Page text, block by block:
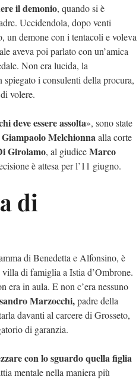
il demonio, quando si è
Uccidendola, dopo venti
un demone con i tentacoli e voleva
aveva poi parlato con un’amica
Non era lucida, la
i consulenti della procura,
volere.
deve essere assolta», sono state
Giampaolo Melchionnaalla corte
Girolamo, al giudiceMarco
è attesa per l’11 giugno.
di
di Benedetta e Alfonsino, è
di famiglia a Istia d’Ombrone.
era in aula. E non c’era nessuno
Marzocchi,padre della
davanti al carcere di Grosseto,
di garanzia.
con lo sguardo quella figlia
mentale nella maniera più